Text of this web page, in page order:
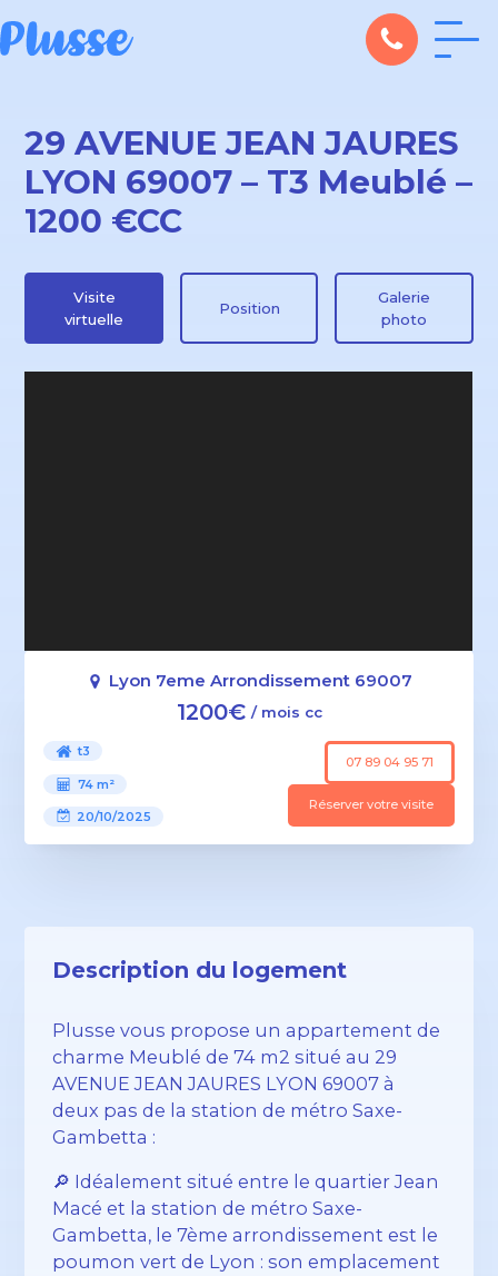
29 AVENUE JEAN JAURES
LYON 69007 – T3 Meublé –
1200 €CC
Visite
virtuelle
Position
Galerie
photo
Lyon 7eme Arrondissement 69007
1200€ / mois cc
t3
74 m²
20/10/2025
07 89 04 95 71
Réserver votre visite
Description du logement
Plusse vous propose un appartement de
charme Meublé de 74 m2 situé au 29
AVENUE JEAN JAURES LYON 69007 à
deux pas de la station de métro Saxe-
Gambetta :
🔎 Idéalement situé entre le quartier Jean
Macé et la station de métro Saxe-
Gambetta, le 7ème arrondissement est le
poumon vert de Lyon : son emplacement